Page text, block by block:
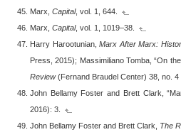
Marx, Capital, vol. 1, 644.
Marx, Capital, vol. 1, 1019–38.
Harry Harootunian,Marx After Marx:
Press, 2015); Massimiliano Tomba, “On
Review(Fernand Braudel Center) 38, no. 4
John Bellamy Foster and Brett Clark,
2016): 3.
John Bellamy Foster and Brett Clark, The